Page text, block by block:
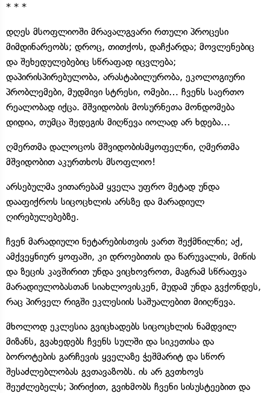
* * *
დღეს მსოფლიოში მრავალგვარი რთული პროცესი
მიმდინარეობს; დროც, თითქოს, დაჩქარდა; მოვლენებიც
და შეხედულებებიც სწრაფად იცვლება;
დაპირისპირებულობა, არასტაბილურობა, ეკოლოგიური
პრობლემები, მუდმივი სტრესი, ომები… ჩვენს საერთო
რეალობად იქცა. მშვიდობის მოსურნეთა მონდომება
დიდია, თუმცა შედეგის მიღწევა იოლად არ ხდება…
ღმერთმა დალოცოს მშვიდობისმყოფელნი, ღმერთმა
მშვიდობით აკურთხოს მსოფლიო!
არსებულმა ვითარებამ ყველა უფრო მეტად უნდა
დააფიქროს სიცოცხლის არსზე და მარადიულ
ღირებულებებზე.
ჩვენ მარადიული ნეტარებისთვის ვართ შექმნილნი; აქ,
ამქვეყნიურ ყოფაში, კი დროებითის და წარუვალის, მიწის
და ზეცის კავშირით უნდა ვიცხოვროთ, მაგრამ სწრაფვა
მარადიულობასთან სიახლოვისკენ, მუდამ უნდა გვქონდეს,
რაც პირველ რიგში ეკლესიის საშუალებით მიიღწევა.
მხოლოდ ეკლესია გვიცხადებს სიცოცხლის ნამდვილ
მიზანს, გვახედებს ჩვენს სულში და სიკეთისა და
ბოროტების გარჩევის ყველაზე ჭეშმარიტ და სწორ
შესაძლებლობას გვთავაზობს. ის არ გვთხოვს
შეუძლებელს; პირიქით, გვიხმობს ჩვენი სისუსტეებით და